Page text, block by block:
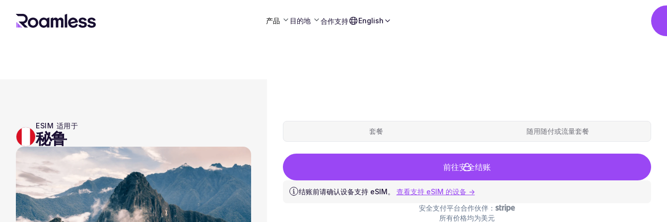
产品 目的地 合作支持 English
ESIM 适用于
秘鲁 套餐 随用随付或流量套餐
前往安全结账
结账前请确认设备支持 eSIM。
查看支持 eSIM 的设备 →
安全支付平台合作伙伴：
所有价格均为美元